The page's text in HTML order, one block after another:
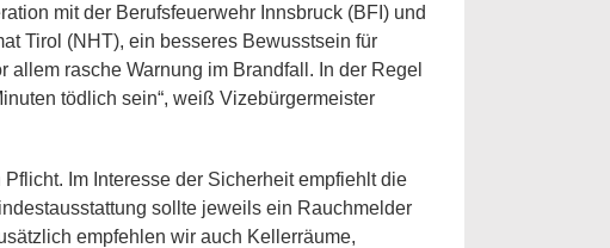
mit der Berufsfeuerwehr Innsbruck (BFI) und
Tirol (NHT), ein besseres Bewusstsein für
rasche Warnung im Brandfall. In der Regel
tödlich sein“, weiß Vizebürgermeister
Im Interesse der Sicherheit empfiehlt die
sollte jeweils ein Rauchmelder
empfehlen wir auch Kellerräume,